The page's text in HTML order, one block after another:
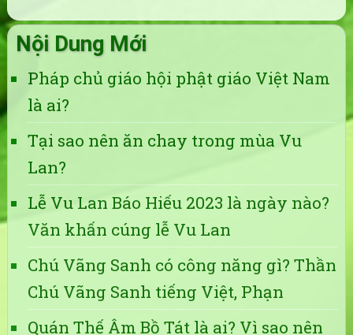
Nội Dung Mới
Pháp chủ giáo hội phật giáo Việt Nam
là ai?
Tại sao nên ăn chay trong mùa Vu
Lan?
Lễ Vu Lan Báo Hiếu 2023 là ngày nào?
Văn khấn cúng lễ Vu Lan
Chú Vãng Sanh có công năng gì? Thần
Chú Vãng Sanh tiếng Việt, Phạn
Quán Thế Âm Bồ Tát là ai? Vì sao nên